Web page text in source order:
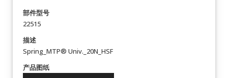
部件型号
22515
描述
Spring_MTP® Univ._20N_HSF
产品图纸